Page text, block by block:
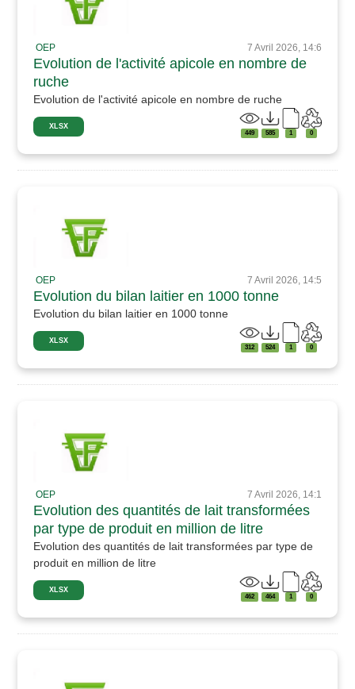
OEP 7 Avril 2026, 14:6
Evolution de l'activité apicole en nombre de
ruche
Evolution de l'activité apicole en nombre de ruche
XLSX
449 585 1 0
OEP 7 Avril 2026, 14:5
Evolution du bilan laitier en 1000 tonne
Evolution du bilan laitier en 1000 tonne
XLSX
312 524 1 0
OEP 7 Avril 2026, 14:1
Evolution des quantités de lait transformées
par type de produit en million de litre
Evolution des quantités de lait transformées par type de
produit en million de litre
XLSX
462 464 1 0